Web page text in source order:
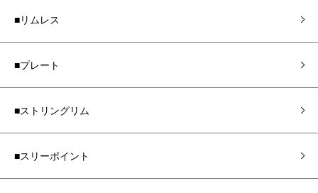
■リムレス
■プレート
■ストリングリム
■スリーポイント